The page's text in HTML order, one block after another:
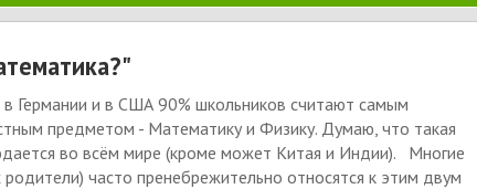
Германии и в США 90% школьников считают самым
предметом - Математику и Физику. Думаю, что такая
во всём мире (кроме может Китая и Индии). Многие
часто пренебрежительно относятся к этим двум